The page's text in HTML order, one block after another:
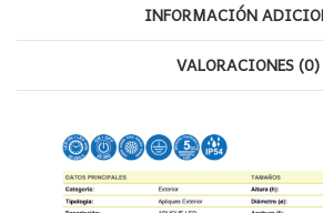
INFORMACIÓN
VALORACIONES (0)